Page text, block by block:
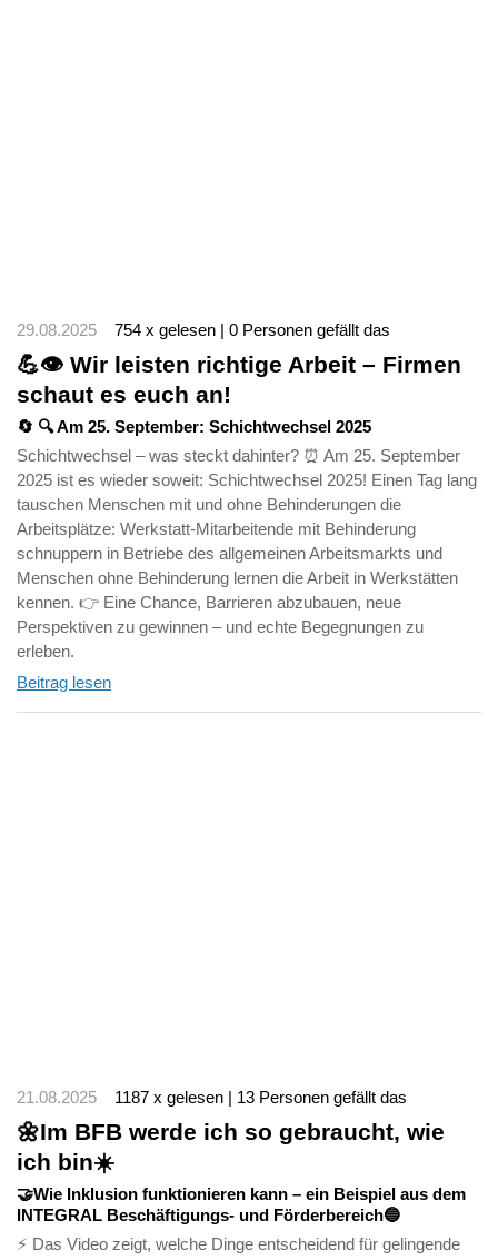
29.08.2025 754 x gelesen | 0 Personen gefällt das
💪👁️ Wir leisten richtige Arbeit – Firmen
schaut es euch an!
🔄 🔍 Am 25. September: Schichtwechsel 2025
Schichtwechsel – was steckt dahinter? ⏰ Am 25. September
2025 ist es wieder soweit: Schichtwechsel 2025! Einen Tag lang
tauschen Menschen mit und ohne Behinderungen die
Arbeitsplätze: Werkstatt-Mitarbeitende mit Behinderung
schnuppern in Betriebe des allgemeinen Arbeitsmarkts und
Menschen ohne Behinderung lernen die Arbeit in Werkstätten
kennen. 👉 Eine Chance, Barrieren abzubauen, neue
Perspektiven zu gewinnen – und echte Begegnungen zu
erleben.
Beitrag lesen
21.08.2025 1187 x gelesen | 13 Personen gefällt das
🌼Im BFB werde ich so gebraucht, wie
ich bin☀️
🤝Wie Inklusion funktionieren kann – ein Beispiel aus dem
INTEGRAL Beschäftigungs- und Förderbereich🔵
⚡ Das Video zeigt, welche Dinge entscheidend für gelingende